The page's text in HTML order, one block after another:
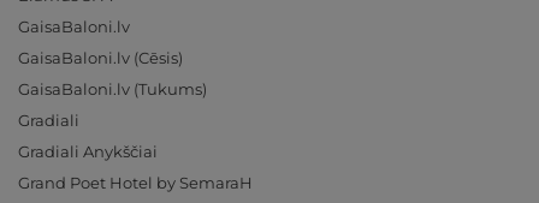
GaisaBaloni.lv
GaisaBaloni.lv (Cēsis)
GaisaBaloni.lv (Tukums)
Gradiali
Gradiali Anykščiai
Grand Poet Hotel by SemaraH